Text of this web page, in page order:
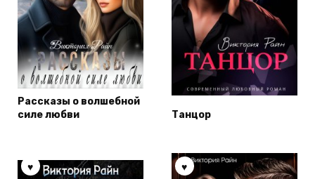
Рассказы о волшебной
силе любви
Танцор